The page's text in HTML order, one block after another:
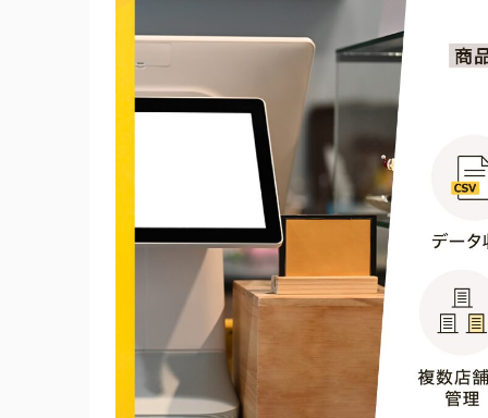
スマレジ
Airレジ
stera pack(ステラパック)
POS＋(ポスタス)
CASHIER
POSレジを導入する際の選び方・比較ポイン
1. POSレジの種類から選ぶ
2. 業種に合った便利機能があるか
3. 導入費用や手数料が適正か